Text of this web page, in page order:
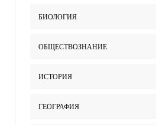
БИОЛОГИЯ
ОБЩЕСТВОЗНАНИЕ
ИСТОРИЯ
ГЕОГРАФИЯ